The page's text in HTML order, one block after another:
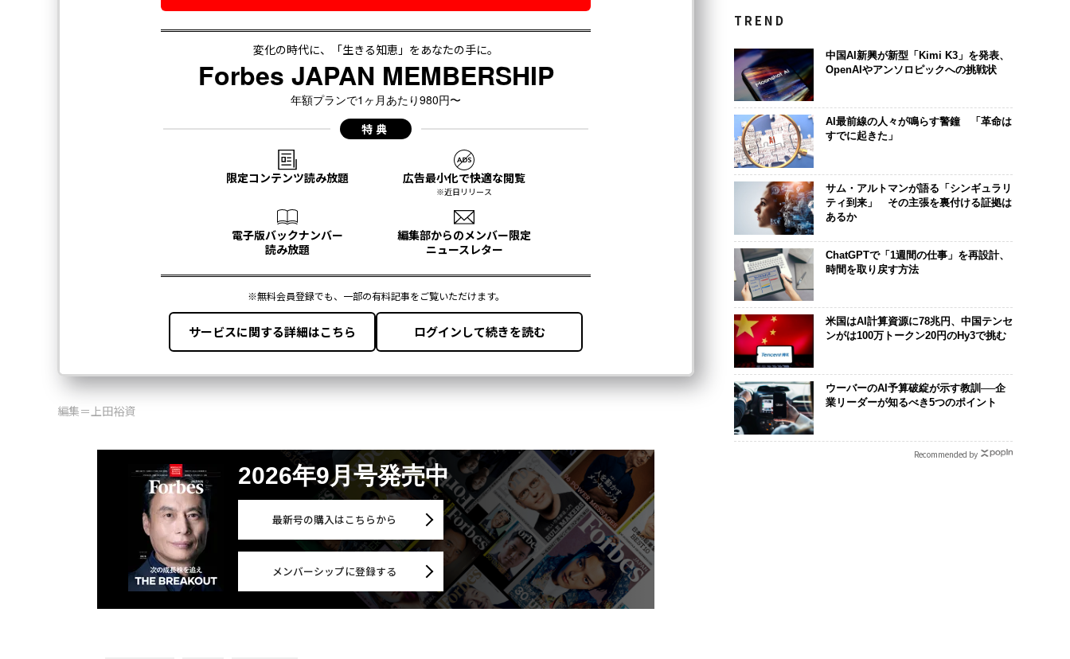
編集＝上田裕資
2026年9月号発売中
最新号の購入はこちらから
メンバーシップに登録する
TREND
中国AI新興が新型「Kimi K3」を発表、
OpenAIやアンソロピックへの挑戦状
AI最前線の人々が鳴らす警鐘 「革命は
すでに起きた」
サム・アルトマンが語る「シンギュラリ
ティ到来」 その主張を裏付ける証拠は
あるか
ChatGPTで「1週間の仕事」を再設計、
時間を取り戻す方法
米国はAI計算資源に78兆円、中国テンセ
ンがは100万トークン20円のHy3で挑む
ウーバーのAI予算破綻が示す教訓──企
業リーダーが知るべき5つのポイント
Recommended by